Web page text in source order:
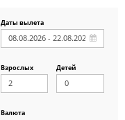
Даты вылета
Взрослых Детей
Валюта